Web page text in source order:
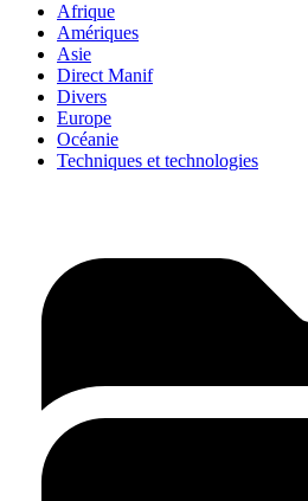
Afrique
Amériques
Asie
Direct Manif
Divers
Europe
Océanie
Techniques et technologies